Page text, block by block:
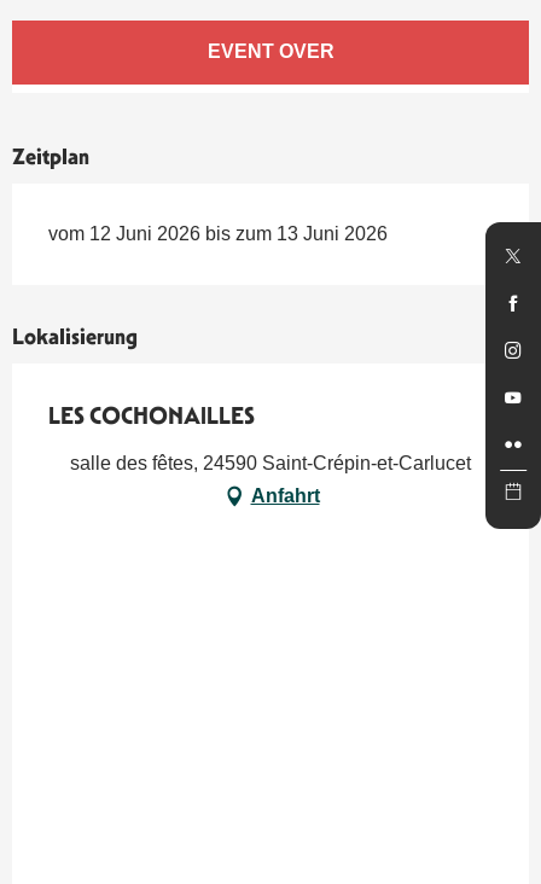
Öffnungszeiten & Kontaktdaten
EVENT OVER
Zeitplan
vom 12 Juni 2026 bis zum 13 Juni 2026
Lokalisierung
LES COCHONAILLES
salle des fêtes, 24590 Saint-Crépin-et-Carlucet
Anfahrt